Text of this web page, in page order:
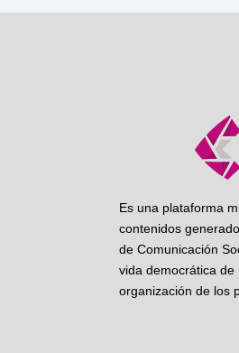
Es una plataforma
contenidos
de Comunicación
vida democrática de
organización de los